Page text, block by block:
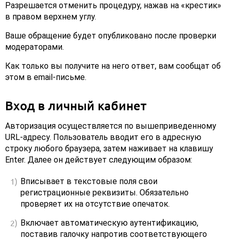
Разрешается отменить процедуру, нажав на «крестик»
в правом верхнем углу.
Ваше обращение будет опубликовано после проверки
модераторами.
Как только вы получите на него ответ, вам сообщат об
этом в email-письме.
Вход в личный кабинет
Авторизация осуществляется по вышеприведенному
URL-адресу. Пользователь вводит его в адресную
строку любого браузера, затем наживает на клавишу
Enter. Далее он действует следующим образом:
Вписывает в текстовые поля свои
регистрационные реквизиты. Обязательно
проверяет их на отсутствие опечаток.
Включает автоматическую аутентификацию,
поставив галочку напротив соответствующего